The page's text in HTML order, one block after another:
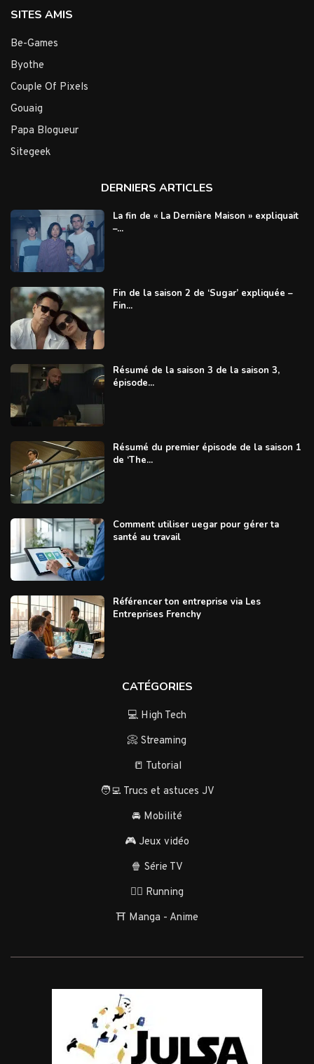
SITES AMIS
Be-Games
Byothe
Couple Of Pixels
Gouaig
Papa Blogueur
Sitegeek
DERNIERS ARTICLES
La fin de « La Dernière Maison » expliquait
–...
Fin de la saison 2 de ‘Sugar’ expliquée –
Fin...
Résumé de la saison 3 de la saison 3,
épisode...
Résumé du premier épisode de la saison 1
de ‘The...
Comment utiliser uegar pour gérer ta
santé au travail
Référencer ton entreprise via Les
Entreprises Frenchy
CATÉGORIES
💻 High Tech
📀 Streaming
📒 Tutorial
🧑‍💻 Trucs et astuces JV
🚘 Mobilité
🎮 Jeux vidéo
🍿 Série TV
🏃‍♂️ Running
⛩️ Manga - Anime